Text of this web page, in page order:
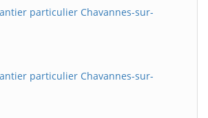
particulier Chavannes-sur-
particulier Chavannes-sur-